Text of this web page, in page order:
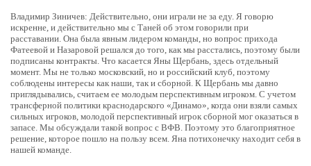
Владимир Зиничев: Действительно, они играли не за еду. Я говорю
искренне, и действительно мы с Таней об этом говорили при
расставании. Она была явным лидером команды, но вопрос прихода
Фатеевой и Назаровой решался до того, как мы расстались, поэтому были
подписаны контракты. Что касается Яны Щербань, здесь отдельный
момент. Мы не только московский, но и российский клуб, поэтому
соблюдены интересы как наши, так и сборной. К Щербань мы давно
приглядывались, считаем ее молодым перспективным игроком. С учетом
трансферной политики краснодарского «Динамо», когда они взяли самых
сильных игроков, молодой перспективный игрок сборной мог оказаться в
запасе. Мы обсуждали такой вопрос с ВФВ. Поэтому это благоприятное
решение, которое пошло на пользу всем. Яна потихонечку находит себя в
нашей команде.